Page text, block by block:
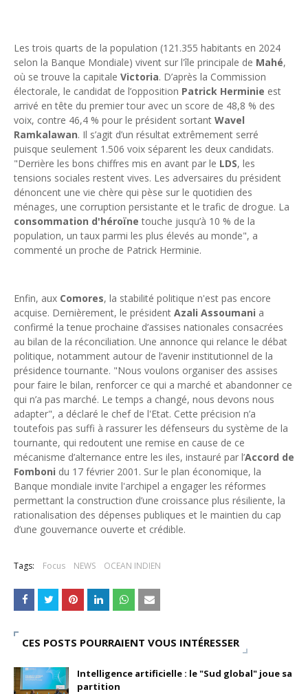
Les trois quarts de la population (121.355 habitants en 2024
selon la Banque Mondiale) vivent sur l'île principale de Mahé,
où se trouve la capitale Victoria. D’après la Commission
électorale, le candidat de l’opposition Patrick Herminie est
arrivé en tête du premier tour avec un score de 48,8 % des
voix, contre 46,4 % pour le président sortant Wavel
Ramkalawan. Il s’agit d’un résultat extrêmement serré
puisque seulement 1.506 voix séparent les deux candidats.
"Derrière les bons chiffres mis en avant par le LDS, les
tensions sociales restent vives. Les adversaires du président
dénoncent une vie chère qui pèse sur le quotidien des
ménages, une corruption persistante et le trafic de drogue. La
consommation d'héroïne touche jusqu’à 10 % de la
population, un taux parmi les plus élevés au monde", a
commenté un proche de Patrick Herminie.
Enfin, aux Comores, la stabilité politique n'est pas encore
acquise. Dernièrement, le président Azali Assoumani a
confirmé la tenue prochaine d’assises nationales consacrées
au bilan de la réconciliation. Une annonce qui relance le débat
politique, notamment autour de l’avenir institutionnel de la
présidence tournante. "Nous voulons organiser des assises
pour faire le bilan, renforcer ce qui a marché et abandonner ce
qui n’a pas marché. Le temps a changé, nous devons nous
adapter", a déclaré le chef de l'Etat. Cette précision n’a
toutefois pas suffi à rassurer les défenseurs du système de la
tournante, qui redoutent une remise en cause de ce
mécanisme d’alternance entre les iles, instauré par l’Accord de
Fomboni du 17 février 2001. Sur le plan économique, la
Banque mondiale invite l'archipel a engager les réformes
permettant la construction d’une croissance plus résiliente, la
rationalisation des dépenses publiques et le maintien du cap
d’une gouvernance ouverte et crédible.
Tags: Focus NEWS OCEAN INDIEN
CES POSTS POURRAIENT VOUS INTÉRESSER
Intelligence artificielle : le "Sud global" joue sa
partition